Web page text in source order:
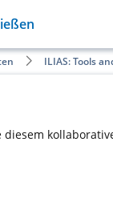
ILIAS: Tools
diesem